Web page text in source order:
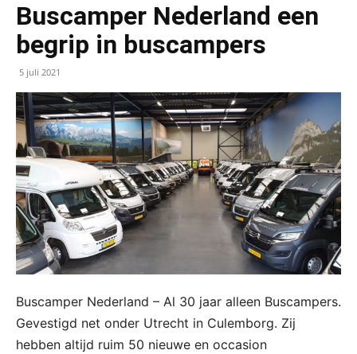
Buscamper Nederland een
begrip in buscampers
5 juli 2021
Buscamper Nederland – Al 30 jaar alleen Buscampers.
Gevestigd net onder Utrecht in Culemborg. Zij
hebben altijd ruim 50 nieuwe en occasion